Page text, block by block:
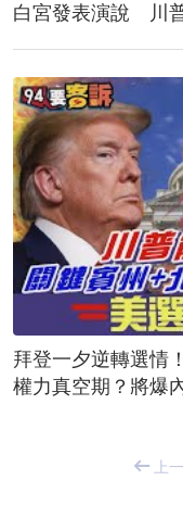
白宮發表演說 川
拜登一夕逆轉選情
權力真空期？將爆
上